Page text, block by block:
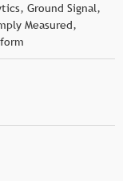
Ground Signal,
Measured,